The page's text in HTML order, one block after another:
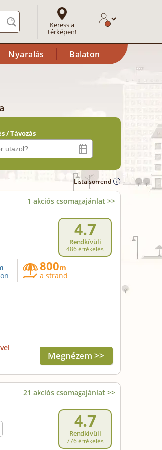
Keress a
térképen!
Nyaralás Balaton
/ Távozás
Lista sorrend
1 akciós csomagajánlat >>
4.7
Rendkívüli
486 értékelés
800m
a strand
Megnézem >>
21 akciós csomagajánlat >>
4.7
Rendkívüli
776 értékelés